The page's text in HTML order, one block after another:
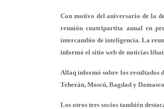
Con motivo del aniversario de la
reunión cuatripartita anual en
intercambio de inteligencia. La
informó el sitio web de noticias
Allaq informó sobre los resultados
Teherán, Moscú, Bagdad y
Los otros tres socios también